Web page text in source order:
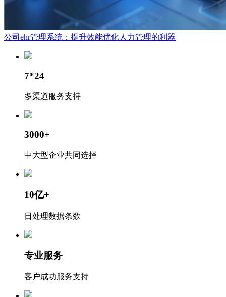
公司ehr管理系统：提升效能优化人力管理的利器
7*24
多渠道服务支持
3000+
中大型企业共同选择
10亿+
日处理数据条数
专业服务
客户成功服务支持